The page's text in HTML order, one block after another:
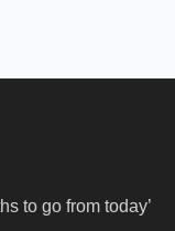
to go from today’